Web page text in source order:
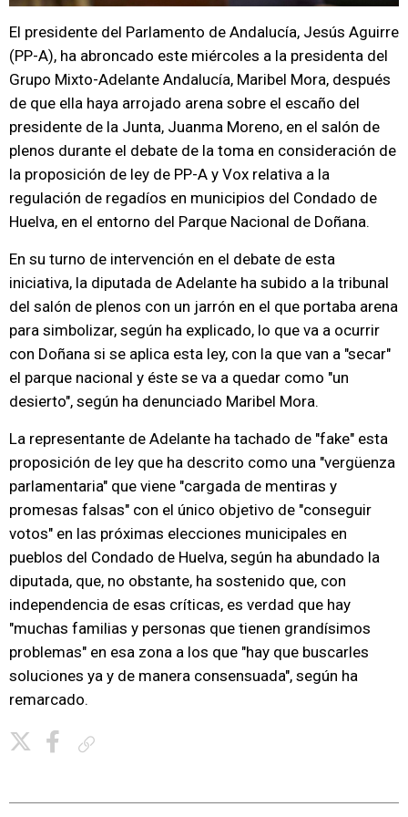
El presidente del Parlamento de Andalucía, Jesús Aguirre
(PP-A), ha abroncado este miércoles a la presidenta del
Grupo Mixto-Adelante Andalucía, Maribel Mora, después
de que ella haya arrojado arena sobre el escaño del
presidente de la Junta, Juanma Moreno, en el salón de
plenos durante el debate de la toma en consideración de
la proposición de ley de PP-A y Vox relativa a la
regulación de regadíos en municipios del Condado de
Huelva, en el entorno del Parque Nacional de Doñana.
En su turno de intervención en el debate de esta
iniciativa, la diputada de Adelante ha subido a la tribunal
del salón de plenos con un jarrón en el que portaba arena
para simbolizar, según ha explicado, lo que va a ocurrir
con Doñana si se aplica esta ley, con la que van a "secar"
el parque nacional y éste se va a quedar como "un
desierto", según ha denunciado Maribel Mora.
La representante de Adelante ha tachado de "fake" esta
proposición de ley que ha descrito como una "vergüenza
parlamentaria" que viene "cargada de mentiras y
promesas falsas" con el único objetivo de "conseguir
votos" en las próximas elecciones municipales en
pueblos del Condado de Huelva, según ha abundado la
diputada, que, no obstante, ha sostenido que, con
independencia de esas críticas, es verdad que hay
"muchas familias y personas que tienen grandísimos
problemas" en esa zona a los que "hay que buscarles
soluciones ya y de manera consensuada", según ha
remarcado.